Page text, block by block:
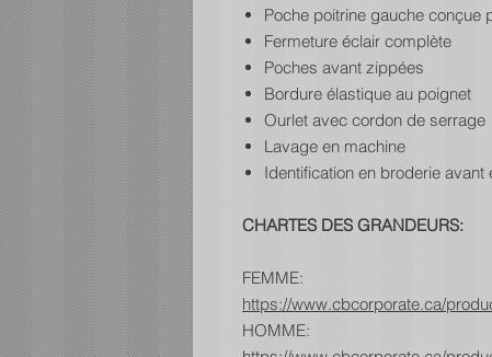
Poche poitrine gauche conçue
Fermeture éclair complète
Poches avant zippées
Bordure élastique au poignet
Ourlet avec cordon de serrage
Lavage en machine
Identification en broderie avant
CHARTES DES GRANDEURS:
FEMME:
https://www.cbcorporate.ca/
HOMME: